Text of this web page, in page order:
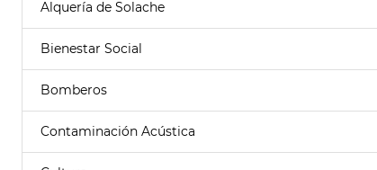
Alquería de Solache
Bienestar Social
Bomberos
Contaminación Acústica